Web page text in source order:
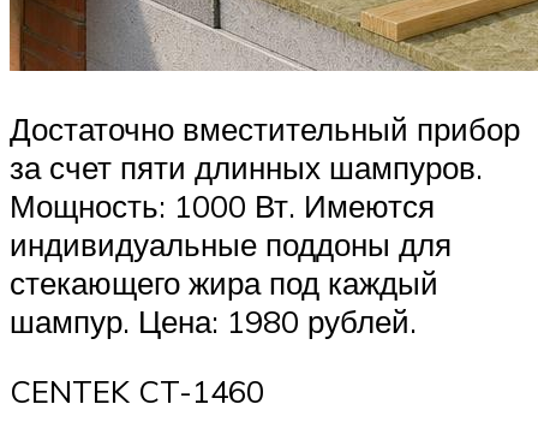
Достаточно вместительный прибор
за счет пяти длинных шампуров.
Мощность: 1000 Вт. Имеются
индивидуальные поддоны для
стекающего жира под каждый
шампур. Цена: 1980 рублей.
CENTEK CT-1460